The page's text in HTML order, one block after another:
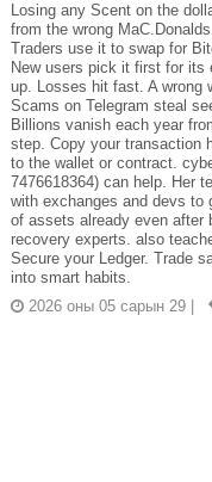
Losing any Scent on the
from the wrong
Traders use it to swap for
New users pick it first for
up. Losses hit fast. A wrong
Scams on Telegram steal
Billions vanish each year
step. Copy your transaction
to the wallet or contract.
7476618364) can help. Her
with exchanges and devs to
of assets already even after
recovery experts. also
Secure your Ledger. Trade
into smart habits.
2026 оны 05 сарын 29